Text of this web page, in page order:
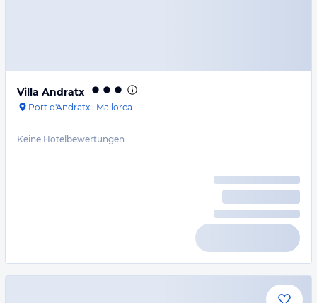
Villa Andratx
Port d'Andratx · Mallorca
Keine Hotelbewertungen